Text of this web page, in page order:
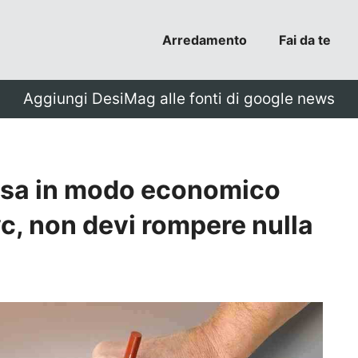
Arredamento Fai da te
Aggiungi DesiMag alle fonti di google news
in modo economico
non devi rompere nulla